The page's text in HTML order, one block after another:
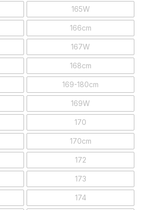
165W
166cm
167W
168cm
169-180cm
169W
170
170cm
172
173
174